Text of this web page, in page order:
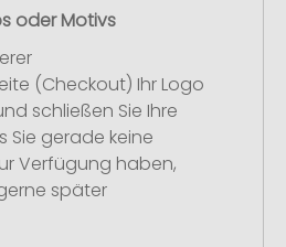
oder Motivs
(Checkout) Ihr Logo
schließen Sie Ihre
Sie gerade keine
Verfügung haben,
später